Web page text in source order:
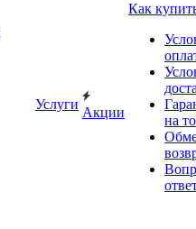
Услуги
Акции
Как
на